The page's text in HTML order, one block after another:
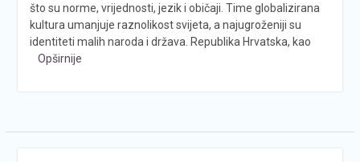
što su norme, vrijednosti, jezik i običaji. Time globalizirana
kultura umanjuje raznolikost svijeta, a najugroženiji su
identiteti malih naroda i država. Republika Hrvatska, kao
Opširnije